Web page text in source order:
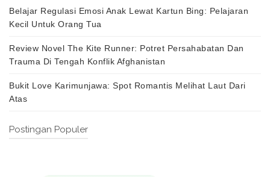
Belajar Regulasi Emosi Anak Lewat Kartun Bing: Pelajaran
Kecil Untuk Orang Tua
Review Novel The Kite Runner: Potret Persahabatan Dan
Trauma Di Tengah Konflik Afghanistan
Bukit Love Karimunjawa: Spot Romantis Melihat Laut Dari
Atas
Postingan Populer